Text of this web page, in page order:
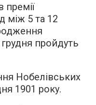
між 5 та 12
пройдуть
Нобелівських
1901 року.